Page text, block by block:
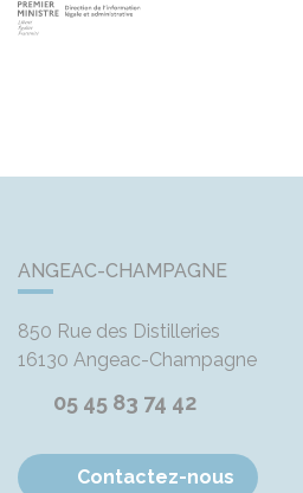
ANGEAC-CHAMPAGNE
850 Rue des Distilleries
16130 Angeac-Champagne
05 45 83 74 42
Contactez-nous